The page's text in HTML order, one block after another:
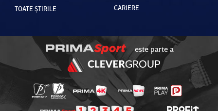
TOATE ȘTIRILE CARIERE
este parte a